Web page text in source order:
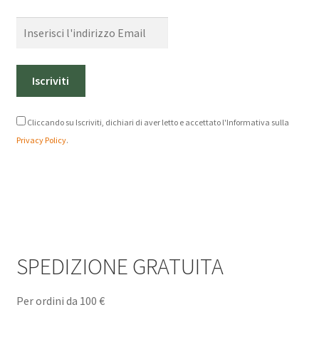
Cliccando su Iscriviti, dichiari di aver letto e accettato l'Informativa sulla
Privacy Policy.
SPEDIZIONE GRATUITA
Per ordini da 100 €